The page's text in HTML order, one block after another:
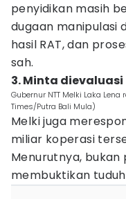
penyidikan masih
dugaan manipulasi
hasil RAT, dan
sah.
3. Minta dievaluasi
Gubernur NTT Melki Laka
Times/Putra Bali Mula)
Melki juga
miliar koperasi
Menurutnya,
membuktikan